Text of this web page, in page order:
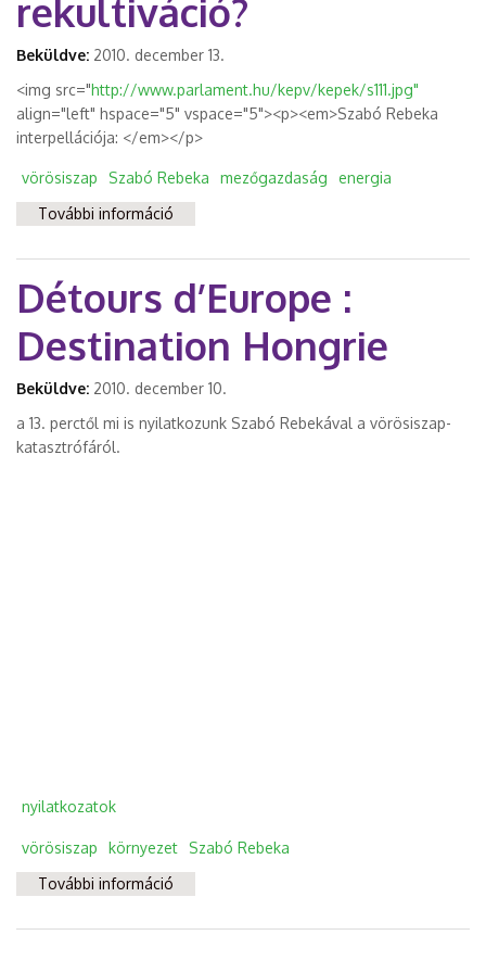
rekultiváció?
Beküldve: 2010. december 13.
<img src="http://www.parlament.hu/kepv/kepek/s111.jpg"
align="left" hspace="5" vspace="5"><p><em>Szabó Rebeka
interpellációja: </em></p>
vörösiszap Szabó Rebeka mezőgazdaság
energia
További információ
mezőgazdasági rekultiváció? tartalommal
kapcsolatosan
Détours d’Europe :
Destination Hongrie
Beküldve: 2010. december 10.
a 13. perctől mi is nyilatkozunk Szabó Rebekával a vörösiszap-
katasztrófáról.
nyilatkozatok
vörösiszap környezet
Szabó Rebeka
További információ